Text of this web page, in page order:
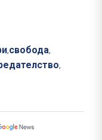
,свобода,
,